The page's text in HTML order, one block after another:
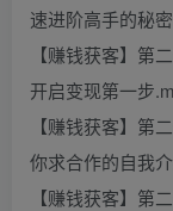
速进阶高手的秘
【赚钱获客】第
开启变现第一步
【赚钱获客】第
你求合作的自我
【赚钱获客】第